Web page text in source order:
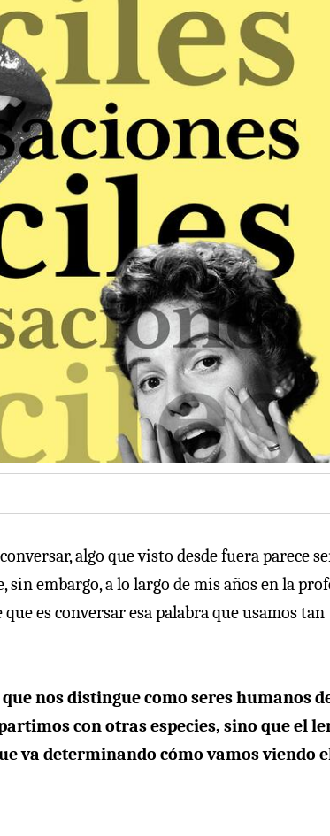
algo que visto desde fuera parece
embargo, a lo largo de mis años en la
es conversar esa palabra que usamos tan
nos distingue como seres humanos
con otras especies, sino que el
va determinando cómo vamos viendo